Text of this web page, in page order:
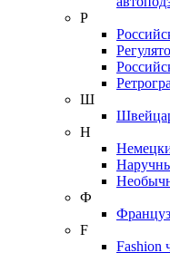
Р
Ш
Н
Ф
F
Fashion